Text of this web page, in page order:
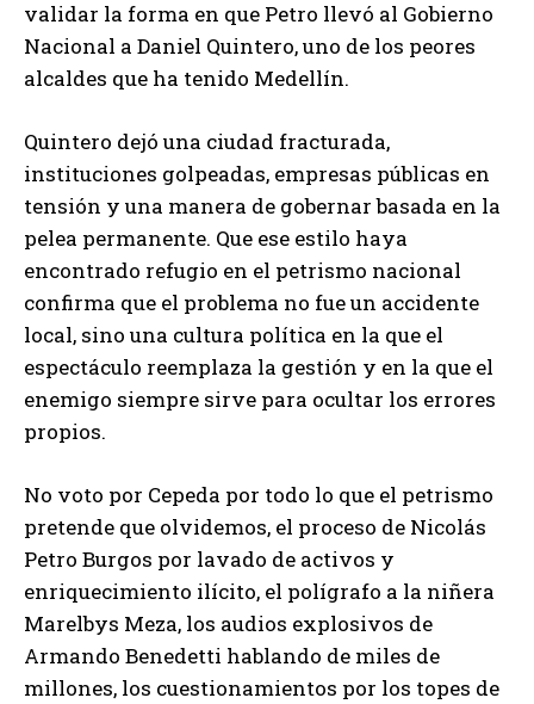
validar la forma en que Petro llevó al Gobierno
Nacional a Daniel Quintero, uno de los peores
alcaldes que ha tenido Medellín.
Quintero dejó una ciudad fracturada,
instituciones golpeadas, empresas públicas en
tensión y una manera de gobernar basada en la
pelea permanente. Que ese estilo haya
encontrado refugio en el petrismo nacional
confirma que el problema no fue un accidente
local, sino una cultura política en la que el
espectáculo reemplaza la gestión y en la que el
enemigo siempre sirve para ocultar los errores
propios.
No voto por Cepeda por todo lo que el petrismo
pretende que olvidemos, el proceso de Nicolás
Petro Burgos por lavado de activos y
enriquecimiento ilícito, el polígrafo a la niñera
Marelbys Meza, los audios explosivos de
Armando Benedetti hablando de miles de
millones, los cuestionamientos por los topes de